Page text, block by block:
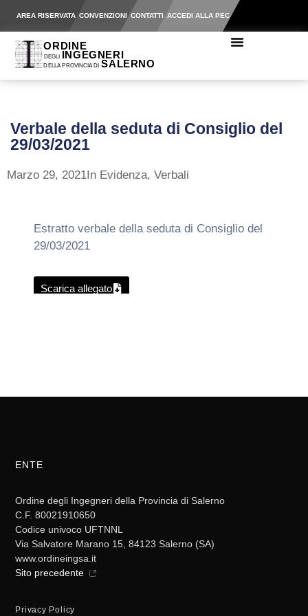
AREA RISERVATA CONVENZIONI CONTATTI ACCEDI ALLA PEC
Verbale della seduta di Consiglio del
29/03/2021
Marzo 29, 2021In Evidenza, Verbali
Estratto verbale della seduta di Consiglio del
29/03/2021
Scarica allegato
ENTE
Ordine degli Ingegneri della Provincia di Salerno
C.F. 80021910650
Codice univoco UFTNNL
Via Salvatore Marano 15, 84123 Salerno (SA)
www.ordineingsa.it
Sito precedente
Privacy Policy